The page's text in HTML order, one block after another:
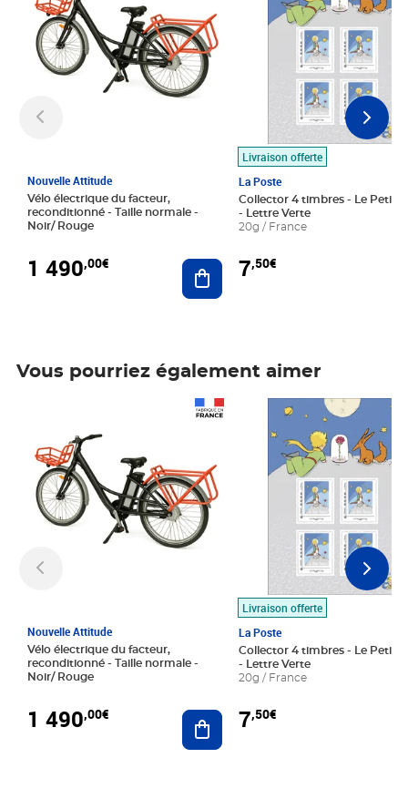
Nouvelle Attitude
Vélo électrique du facteur,
reconditionné - Taille normale -
Noir/ Rouge
1 490,00€ Ajouter au panier
Livraison offerte
La Poste
Collector 4 timbres - Le Petit
- Lettre Verte
20g / France
7,50€
Vous pourriez également aimer
Nouvelle Attitude
Vélo électrique du facteur,
reconditionné - Taille normale -
Noir/ Rouge
1 490,00€ Ajouter au panier
Livraison offerte
La Poste
Collector 4 timbres - Le Petit
- Lettre Verte
20g / France
7,50€
Prix 7,50€